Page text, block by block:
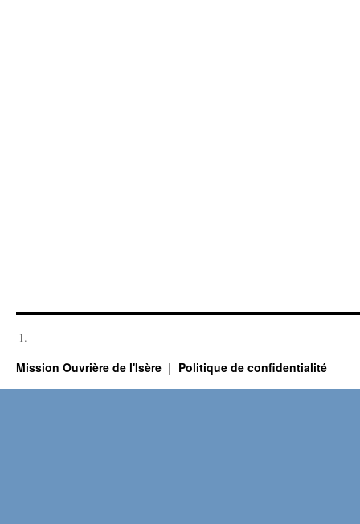
Mission Ouvrière de l'Isère Politique de confidentialité